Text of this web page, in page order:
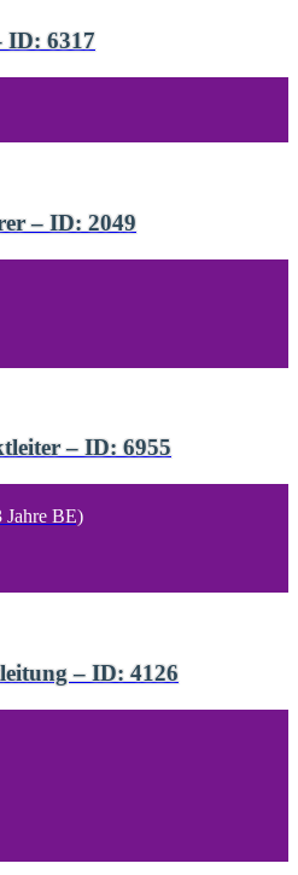
ID: 6317
– ID: 2049
– ID: 6955
Jahre BE)
– ID: 4126